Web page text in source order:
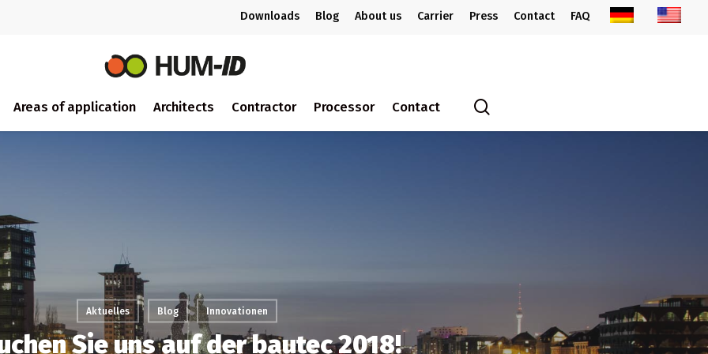
Downloads Blog About us Carrier Press Contact FAQ
Areas of application Architects Contractor Processor Contact
Aktuelles Blog Innovationen
Sie uns auf der bautec 2018!